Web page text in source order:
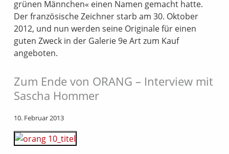
grünen Männchen« einen Namen gemacht hatte.
Der französische Zeichner starb am 30. Oktober
2012, und nun werden seine Originale für einen
guten Zweck in der Galerie 9e Art zum Kauf
angeboten.
Zum Ende von ORANG – Interview mit
Sascha Hommer
10. Februar 2013